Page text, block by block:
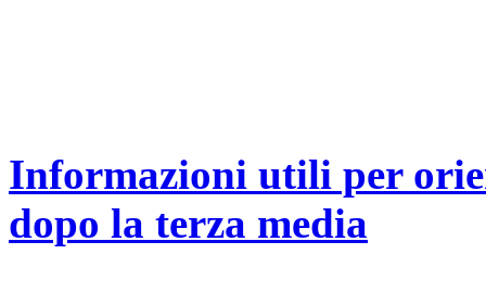
Informazioni utili per
dopo la terza media